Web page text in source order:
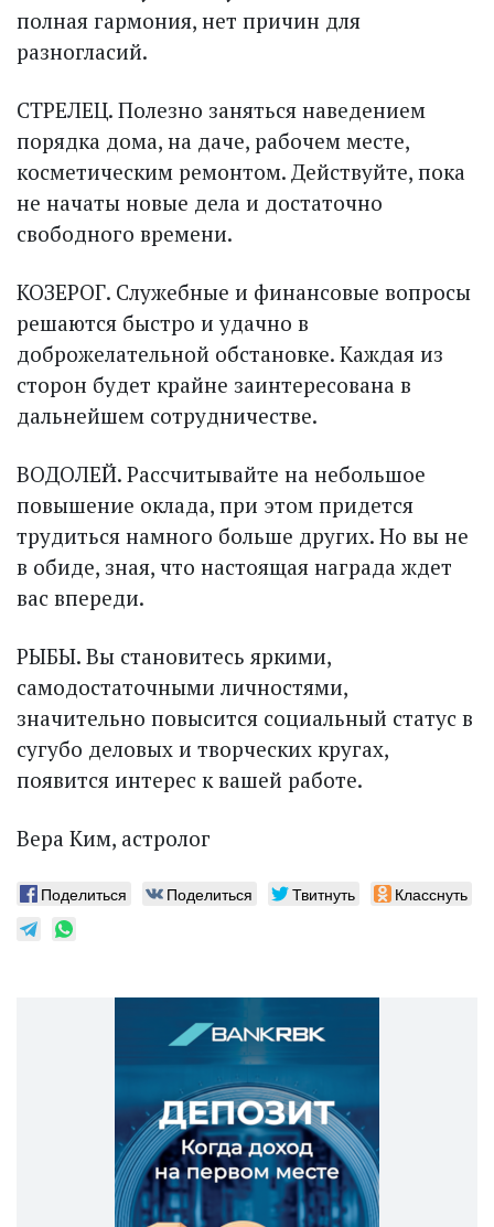
полная гармония, нет причин для
разногласий.
СТРЕЛЕЦ. Полезно заняться наведением
порядка дома, на даче, рабочем месте,
косметическим ремонтом. Действуйте, пока
не начаты новые дела и достаточно
свободного времени.
КОЗЕРОГ. Служебные и финансовые вопросы
решаются быстро и удачно в
доброжелательной обстановке. Каждая из
сторон будет крайне заинтересована в
дальнейшем сотрудничес­тве.
ВОДОЛЕЙ. Рассчитывайте на небольшое
повышение оклада, при этом придется
трудиться намного больше других. Но вы не
в обиде, зная, что настоящая награда ждет
вас впереди.
РЫБЫ. Вы становитесь яркими,
самодостаточными личностями,
значительно повысится социальный статус в
сугубо деловых и творческих кругах,
появится интерес к вашей работе.
Вера Ким, астролог
Поделиться Поделиться Твитнуть Класснуть